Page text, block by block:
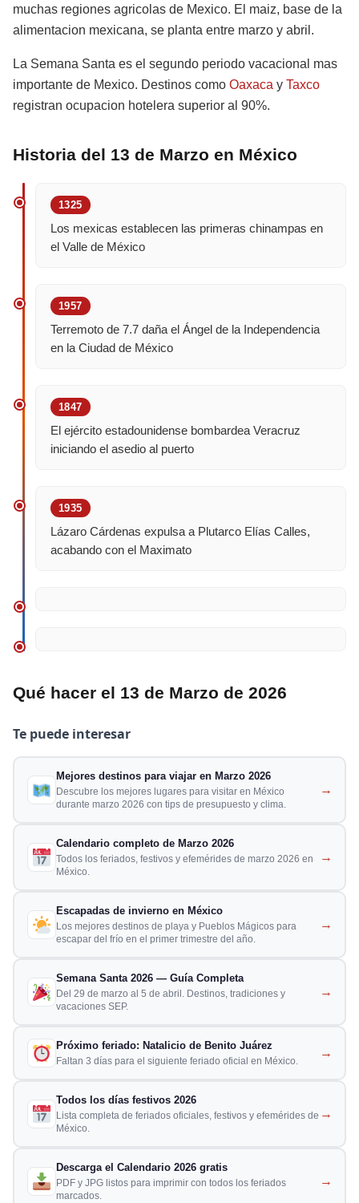
muchas regiones agricolas de Mexico. El maiz, base de la
alimentacion mexicana, se planta entre marzo y abril.
La Semana Santa es el segundo periodo vacacional mas
importante de Mexico. Destinos como Oaxaca y Taxco
registran ocupacion hotelera superior al 90%.
Historia del 13 de Marzo en México
1325
Los mexicas establecen las primeras chinampas en
el Valle de México
1957
Terremoto de 7.7 daña el Ángel de la Independencia
en la Ciudad de México
1847
El ejército estadounidense bombardea Veracruz
iniciando el asedio al puerto
1935
Lázaro Cárdenas expulsa a Plutarco Elías Calles,
acabando con el Maximato
Qué hacer el 13 de Marzo de 2026
Te puede interesar
Mejores destinos para viajar en Marzo 2026
Descubre los mejores lugares para visitar en México
durante marzo 2026 con tips de presupuesto y clima.
→
Calendario completo de Marzo 2026
Todos los feriados, festivos y efemérides de marzo 2026 en
México.
→
Escapadas de invierno en México
Los mejores destinos de playa y Pueblos Mágicos para
escapar del frío en el primer trimestre del año.
→
Semana Santa 2026 — Guía Completa
Del 29 de marzo al 5 de abril. Destinos, tradiciones y
vacaciones SEP.
→
Próximo feriado: Natalicio de Benito Juárez
Faltan 3 días para el siguiente feriado oficial en México.
→
Todos los días festivos 2026
Lista completa de feriados oficiales, festivos y efemérides de
México.
→
Descarga el Calendario 2026 gratis
PDF y JPG listos para imprimir con todos los feriados
marcados.
→